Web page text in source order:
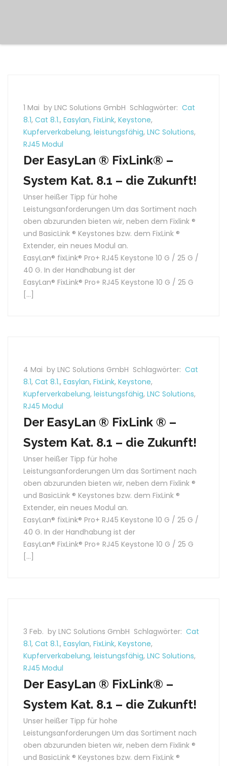
1 Mai by LNC Solutions GmbH Schlagwörter: Cat
8.1, Cat 8.1., Easylan, FixLink, Keystone,
Kupferverkabelung, leistungsfähig, LNC Solutions,
RJ45 Modul
Der EasyLan ® FixLink® –
System Kat. 8.1 – die Zukunft!
Unser heißer Tipp für hohe
Leistungsanforderungen Um das Sortiment nach
oben abzurunden bieten wir, neben dem Fixlink ®
und BasicLink ® Keystones bzw. dem FixLink ®
Extender, ein neues Modul an.
EasyLan® fixLink® Pro+ RJ45 Keystone 10 G / 25 G /
40 G. In der Handhabung ist der
EasyLan® FixLink® Pro+ RJ45 Keystone 10 G / 25 G
[…]
4 Mai by LNC Solutions GmbH Schlagwörter: Cat
8.1, Cat 8.1., Easylan, FixLink, Keystone,
Kupferverkabelung, leistungsfähig, LNC Solutions,
RJ45 Modul
Der EasyLan ® FixLink ® –
System Kat. 8.1 – die Zukunft!
Unser heißer Tipp für hohe
Leistungsanforderungen Um das Sortiment nach
oben abzurunden bieten wir, neben dem Fixlink ®
und BasicLink ® Keystones bzw. dem FixLink ®
Extender, ein neues Modul an.
EasyLan® fixLink® Pro+ RJ45 Keystone 10 G / 25 G /
40 G. In der Handhabung ist der
EasyLan® FixLink® Pro+ RJ45 Keystone 10 G / 25 G
[…]
3 Feb. by LNC Solutions GmbH Schlagwörter: Cat
8.1, Cat 8.1., Easylan, FixLink, Keystone,
Kupferverkabelung, leistungsfähig, LNC Solutions,
RJ45 Modul
Der EasyLan ® FixLink® –
System Kat. 8.1 – die Zukunft!
Unser heißer Tipp für hohe
Leistungsanforderungen Um das Sortiment nach
oben abzurunden bieten wir, neben dem Fixlink ®
und BasicLink ® Keystones bzw. dem FixLink ®